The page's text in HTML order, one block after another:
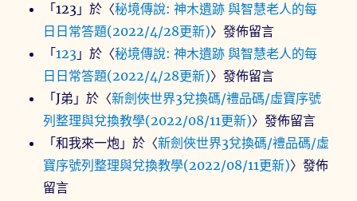
「123 」於〈秘境傳說: 神木遺跡 與智慧老人的每
日日常答題(2022/4/28更新)〉發佈留言
「123 」於〈秘境傳說: 神木遺跡 與智慧老人的每
日日常答題(2022/4/28更新)〉發佈留言
「J弟 」於〈新劍俠世界3兌換碼/禮品碼/虛寶序號
列整理與兌換教學(2022/08/11更新)〉發佈留言
「和我來一炮 」於〈新劍俠世界3兌換碼/禮品碼/虛
寶序號列整理與兌換教學(2022/08/11更新)〉發佈
留言